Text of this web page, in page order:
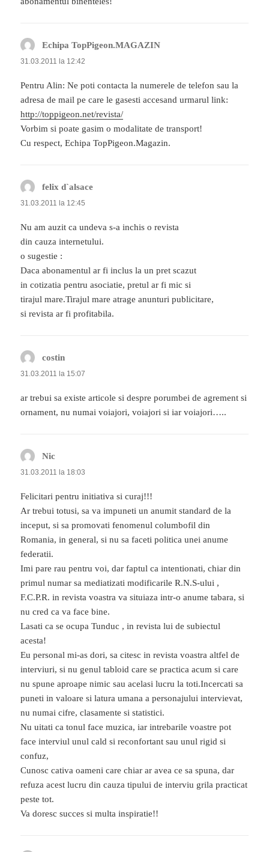
Echipa TopPigeon.MAGAZIN
31.03.2011 la 12:42
Pentru Alin: Ne poti contacta la numerele de telefon sau la
adresa de mail pe care le gasesti accesand urmarul link:
http://toppigeon.net/revista/
Vorbim si poate gasim o modalitate de transport!
Cu respect, Echipa TopPigeon.Magazin.
felix d`alsace
31.03.2011 la 12:45
Nu am auzit ca undeva s-a inchis o revista
din cauza internetului.
o sugestie :
Daca abonamentul ar fi inclus la un pret scazut
in cotizatia pentru asociatie, pretul ar fi mic si
tirajul mare.Tirajul mare atrage anunturi publicitare,
si revista ar fi profitabila.
costin
31.03.2011 la 15:07
ar trebui sa existe articole si despre porumbei de agrement si
ornament, nu numai voiajori, voiajori si iar voiajori…..
Nic
31.03.2011 la 18:03
Felicitari pentru initiativa si curaj!!!
Ar trebui totusi, sa va impuneti un anumit standard de la
inceput, si sa promovati fenomenul columbofil din
Romania, in general, si nu sa faceti politica unei anume
federatii.
Imi pare rau pentru voi, dar faptul ca intentionati, chiar din
primul numar sa mediatizati modificarile R.N.S-ului ,
F.C.P.R. in revista voastra va situiaza intr-o anume tabara, si
nu cred ca va face bine.
Lasati ca se ocupa Tunduc , in revista lui de subiectul
acesta!
Eu personal mi-as dori, sa citesc in revista voastra altfel de
interviuri, si nu genul tabloid care se practica acum si care
nu spune aproape nimic sau acelasi lucru la toti.Incercati sa
puneti in valoare si latura umana a personajului intervievat,
nu numai cifre, clasamente si statistici.
Nu uitati ca tonul face muzica, iar intrebarile voastre pot
face interviul unul cald si reconfortant sau unul rigid si
confuz,
Cunosc cativa oameni care chiar ar avea ce sa spuna, dar
refuza acest lucru din cauza tipului de interviu grila practicat
peste tot.
Va doresc succes si multa inspiratie!!